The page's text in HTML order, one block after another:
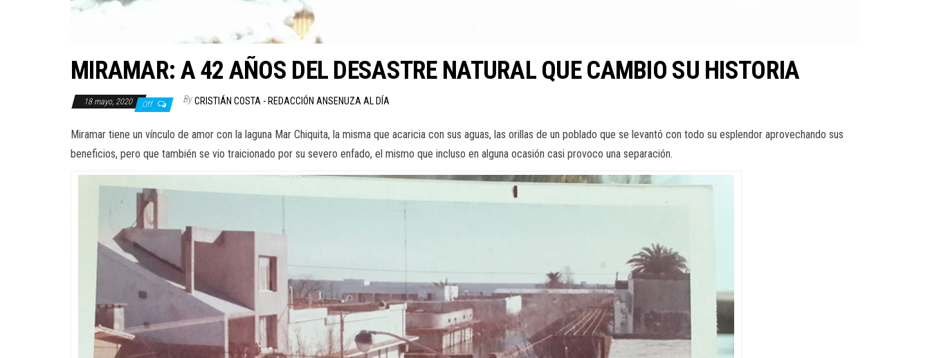
MIRAMAR: A 42 AÑOS DEL DESASTRE NATURAL QUE CAMBIO SU HISTORIA
18 mayo, 2020 Off By CRISTIÁN COSTA - REDACCIÓN ANSENUZA AL DÍA
Miramar tiene un vínculo de amor con la laguna Mar Chiquita, la misma que acaricia con sus aguas, las orillas de un poblado que se levantó con todo su esplendor aprovechando sus
beneficios, pero que también se vio traicionado por su severo enfado, el mismo que incluso en alguna ocasión casi provoco una separación.